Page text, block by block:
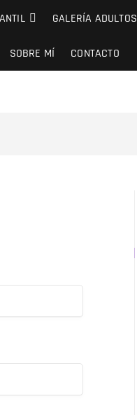
GALERÍA ADULTOS
SOBRE MÍ CONTACTO